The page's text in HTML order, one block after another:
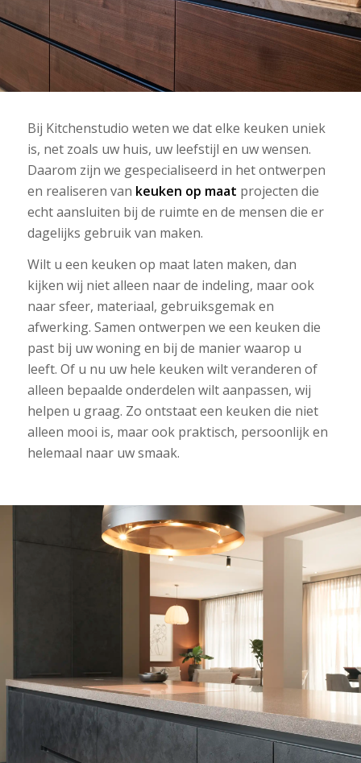
Bij Kitchenstudio weten we dat elke keuken uniek
is, net zoals uw huis, uw leefstijl en uw wensen.
Daarom zijn we gespecialiseerd in het ontwerpen
en realiseren van keuken op maat projecten die
echt aansluiten bij de ruimte en de mensen die er
dagelijks gebruik van maken.
Wilt u een keuken op maat laten maken, dan
kijken wij niet alleen naar de indeling, maar ook
naar sfeer, materiaal, gebruiksgemak en
afwerking. Samen ontwerpen we een keuken die
past bij uw woning en bij de manier waarop u
leeft. Of u nu uw hele keuken wilt veranderen of
alleen bepaalde onderdelen wilt aanpassen, wij
helpen u graag. Zo ontstaat een keuken die niet
alleen mooi is, maar ook praktisch, persoonlijk en
helemaal naar uw smaak.